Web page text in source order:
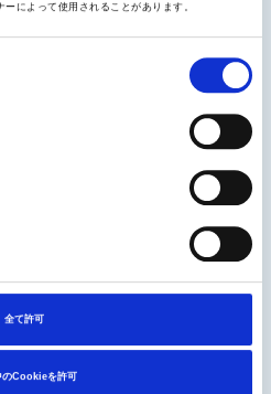
によって使用されることがあります。
全て許可
のCookieを許可
る変形性膝関節症
する全置換術、より負担の
ために早めに専門医に相談